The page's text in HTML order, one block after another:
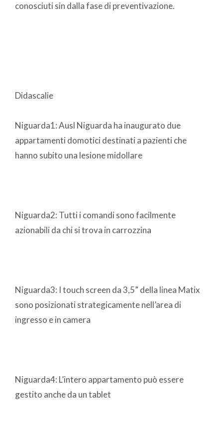
conosciuti sin dalla fase di preventivazione.
Didascalie
Niguarda1: Ausl Niguarda ha inaugurato due
appartamenti domotici destinati a pazienti che
hanno subito una lesione midollare
Niguarda2: Tutti i comandi sono facilmente
azionabili da chi si trova in carrozzina
Niguarda3: I touch screen da 3,5” della linea Matix
sono posizionati strategicamente nell’area di
ingresso e in camera
Niguarda4: L’intero appartamento può essere
gestito anche da un tablet